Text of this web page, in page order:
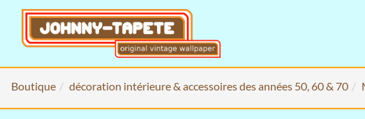
Boutique décoration intérieure & accessoires des années 50, 60 & 70